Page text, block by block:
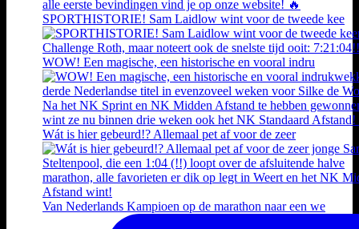
SPORTHISTORIE! Sam Laidlow wint voor de tweede kee
WOW! Een magische, een historische en vooral indru
Wát is hier gebeurd!? Allemaal pet af voor de zeer
Van Nederlands Kampioen op de marathon naar een we